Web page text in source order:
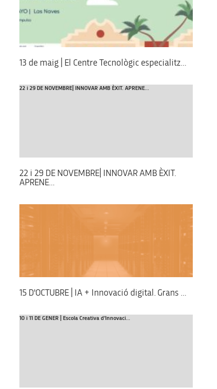
13 de maig | El Centre Tecnològic especialitz...
22 i 29 DE NOVEMBRE| INNOVAR AMB ÈXIT. APRENE...
22 i 29 DE NOVEMBRE| INNOVAR AMB ÈXIT.
APRENE...
15 D'OCTUBRE | IA + Innovació digital. Grans ...
10 i 11 DE GENER | Escola Creativa d'Innovaci...